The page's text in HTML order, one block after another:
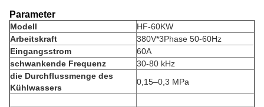
Parameter
Modell
HF-60KW
Arbeitskraft
380V*3Phase 50-60Hz
Eingangsstrom
60A
schwankende Frequenz
30-80 kHz
die Durchflussmenge des
Kühlwassers
0,15–0,3 MPa